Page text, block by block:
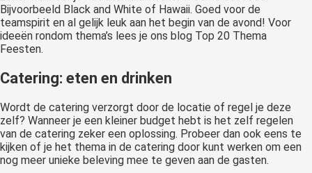
Bijvoorbeeld Black and White of Hawaii. Goed voor de
teamspirit en al gelijk leuk aan het begin van de avond! Voor
ideeën rondom thema’s lees je ons blog Top 20 Thema
Feesten.
Catering: eten en drinken
Wordt de catering verzorgt door de locatie of regel je deze
zelf? Wanneer je een kleiner budget hebt is het zelf regelen
van de catering zeker een oplossing. Probeer dan ook eens te
kijken of je het thema in de catering door kunt werken om een
nog meer unieke beleving mee te geven aan de gasten.